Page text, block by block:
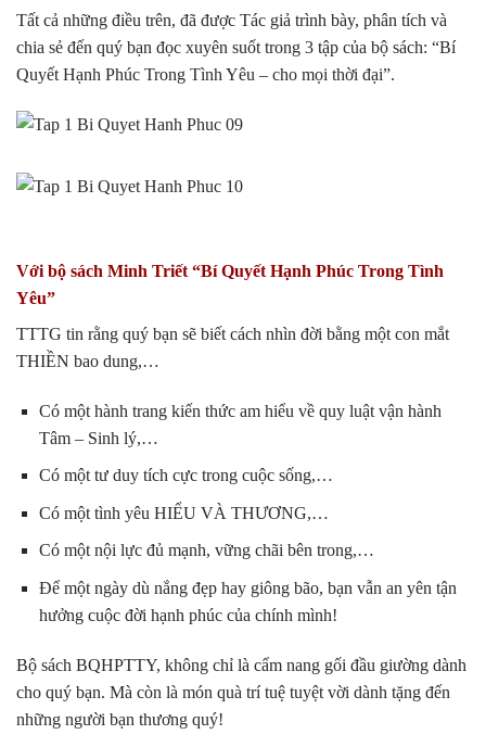
Tất cả những điều trên, đã được Tác giả trình bày, phân tích và
chia sẻ đến quý bạn đọc xuyên suốt trong 3 tập của bộ sách: “Bí
Quyết Hạnh Phúc Trong Tình Yêu – cho mọi thời đại”.
Với bộ sách Minh Triết “Bí Quyết Hạnh Phúc Trong Tình
Yêu”
TTTG tin rằng quý bạn sẽ biết cách nhìn đời bằng một con mắt
THIỀN bao dung,…
Có một hành trang kiến thức am hiểu về quy luật vận hành
Tâm – Sinh lý,…
Có một tư duy tích cực trong cuộc sống,…
Có một tình yêu HIỂU VÀ THƯƠNG,…
Có một nội lực đủ mạnh, vững chãi bên trong,…
Để một ngày dù nắng đẹp hay giông bão, bạn vẫn an yên tận
hưởng cuộc đời hạnh phúc của chính mình!
Bộ sách BQHPTTY, không chỉ là cẩm nang gối đầu giường dành
cho quý bạn. Mà còn là món quà trí tuệ tuyệt vời dành tặng đến
những người bạn thương quý!